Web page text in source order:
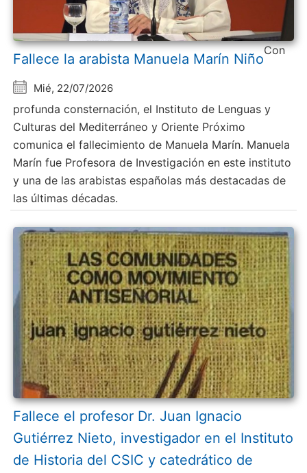
Fallece la arabista Manuela Marín Niño
Mié, 22/07/2026
Con
profunda consternación, el Instituto de Lenguas y
Culturas del Mediterráneo y Oriente Próximo
comunica el fallecimiento de Manuela Marín. Manuela
Marín fue Profesora de Investigación en este instituto
y una de las arabistas españolas más destacadas de
las últimas décadas.
Fallece el profesor Dr. Juan Ignacio
Gutiérrez Nieto, investigador en el Instituto
de Historia del CSIC y catedrático de